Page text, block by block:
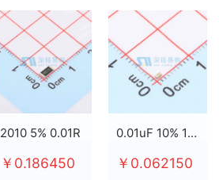
2010 5% 0.01R
￥0.186450
0.01uF 10% 100V X7R 0603
￥0.062150